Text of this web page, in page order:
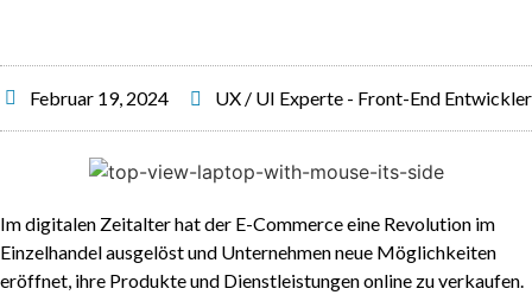
Februar 19, 2024 UX / UI Experte - Front-End Entwickler
Im digitalen Zeitalter hat der E-Commerce eine Revolution im
Einzelhandel ausgelöst und Unternehmen neue Möglichkeiten
eröffnet, ihre Produkte und Dienstleistungen online zu verkaufen.